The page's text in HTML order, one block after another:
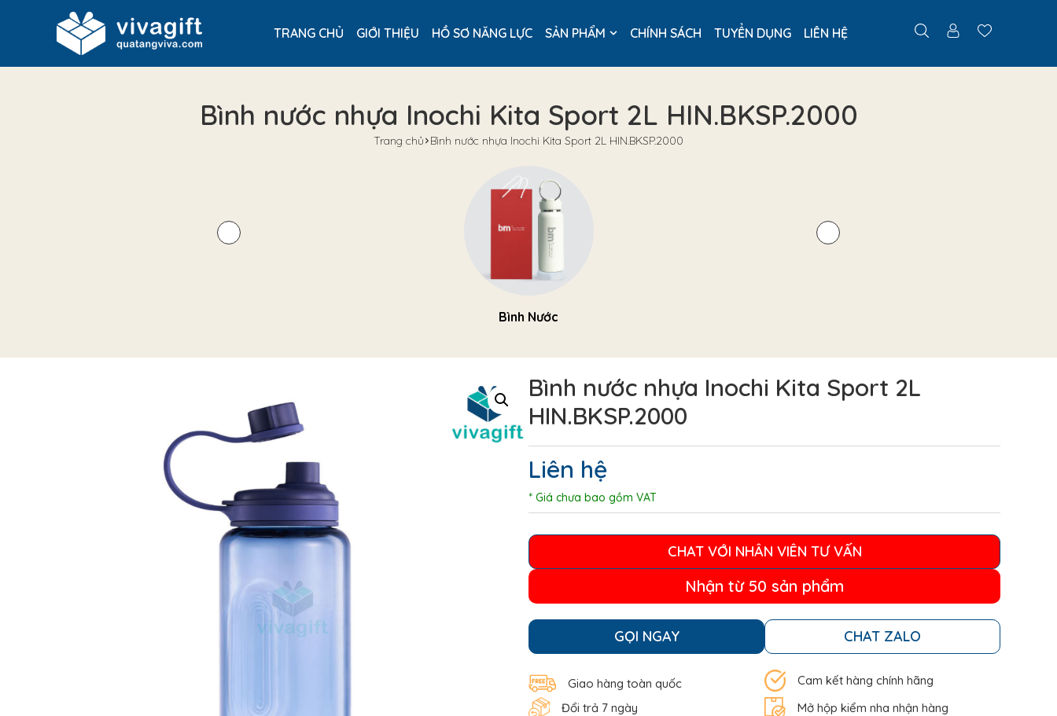
TRANG CHỦ GIỚI THIỆU HỒ SƠ NĂNG LỰC SẢN PHẨM CHÍNH SÁCH TUYỂN DỤNG LIÊN HỆ
Bình nước nhựa Inochi Kita Sport 2L HIN.BKSP.2000
Trang chủ Bình nước nhựa Inochi Kita Sport 2L HIN.BKSP.2000
Bình Nước
Bình nước nhựa Inochi Kita Sport 2L
HIN.BKSP.2000
Liên hệ
* Giá chưa bao gồm VAT
CHAT VỚI NHÂN VIÊN TƯ VẤN
Nhận từ 50 sản phẩm
GỌI NGAY CHAT ZALO
Giao hàng toàn quốc
Cam kết hàng chính hãng
Đổi trả 7 ngày
Mở hộp kiểm nha nhận hàng